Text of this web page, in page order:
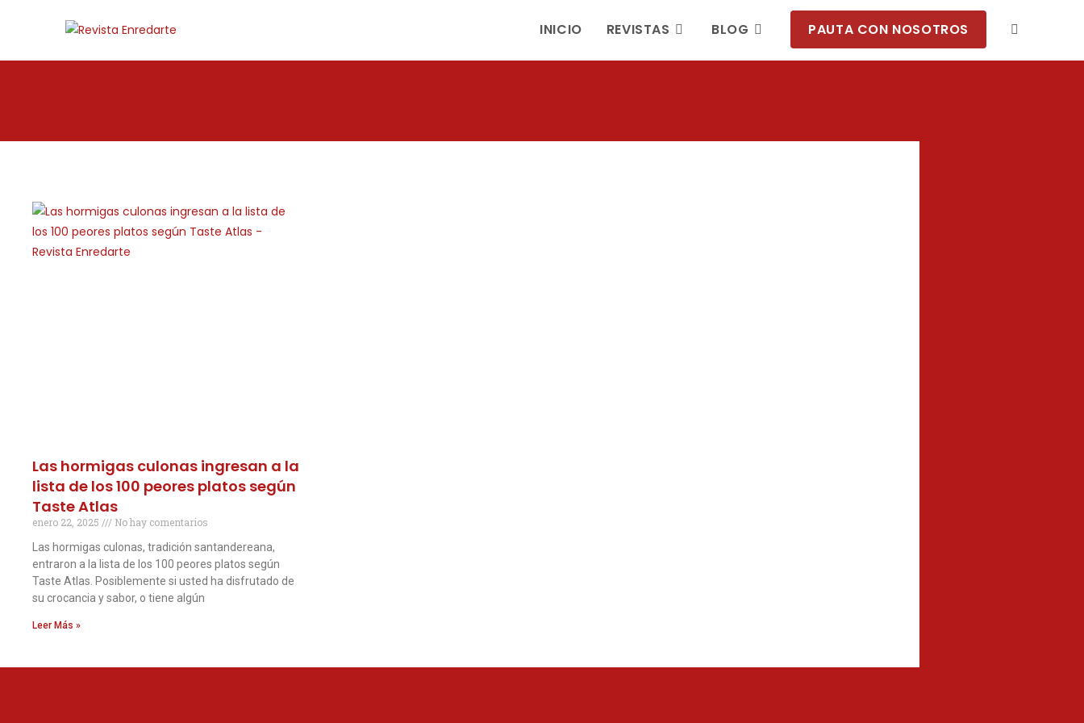
INICIO REVISTAS BLOG PAUTA CON NOSOTROS
Las hormigas culonas ingresan a la
lista de los 100 peores platos según
Taste Atlas
enero 22, 2025
No hay comentarios
Las hormigas culonas, tradición santandereana,
entraron a la lista de los 100 peores platos según
Taste Atlas. Posiblemente si usted ha disfrutado de
su crocancia y sabor, o tiene algún
Leer Más »